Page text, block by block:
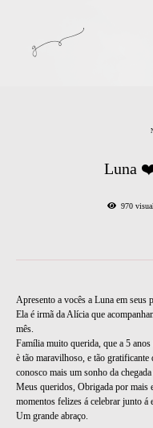
Luna
970
Apresento a vocês a Luna em seus
Ela é irmã da Alícia que
mês.
Família muito querida, que a 5 anos
è tão maravilhoso, e tão
conosco mais um sonho da
Meus queridos, Obrigada por mais
momentos felizes á celebrar junto á
Um grande abraço.